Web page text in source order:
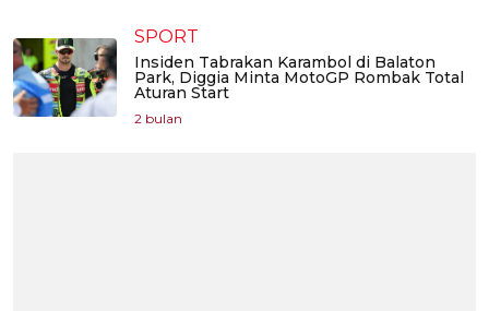
SPORT
Insiden Tabrakan Karambol di Balaton
Park, Diggia Minta MotoGP Rombak Total
Aturan Start
2 bulan